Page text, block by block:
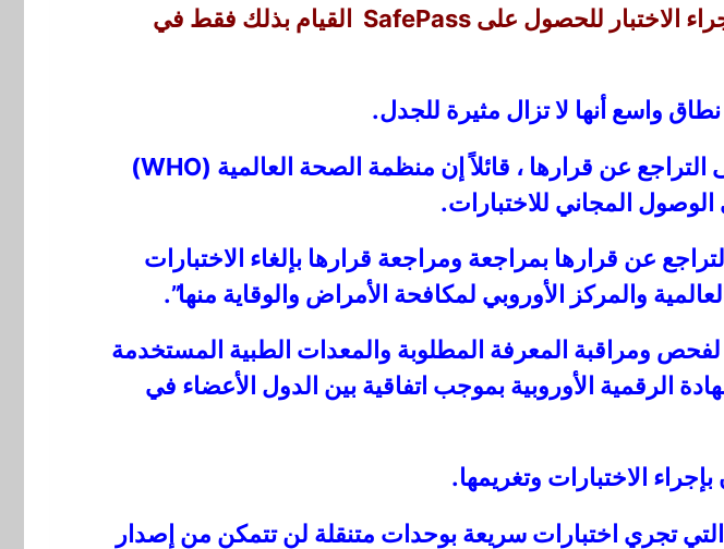
السريعة المجانية لفيروس كورونا. يمكن لأفراد الجمهور الراغبين في إجراء الاختبار للحصول على SafePass القيام بذلك فقط في
واسع أنها لا تزال مثيرة للجدل.
أصدر حزب المعارضة الرئيسي عقل إعلانًا يوم الاثنين يدعو الحكومة إلى التراجع عن قرارها ، قائلاً إن منظمة الصحة العالمية (WHO)
عن قرارها بمراجعة ومراجعة قرارها بإلغاء الاختبارات
والمركز الأوروبي لمكافحة الأمراض والوقاية منها”.
لفحص ومراقبة المعرفة المطلوبة والمعدات الطبية المستخدمة
الأوروبية بموجب اتفاقية بين الدول الأعضاء في
الاختبارات وتغريمها.
تجري اختبارات سريعة بوحدات متنقلة لن تتمكن من إصدار